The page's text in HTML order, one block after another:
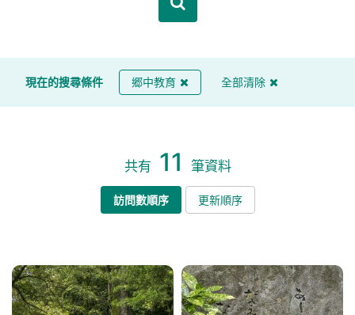
現在的搜尋條件 郷中教育 全部清除
共有 11 筆資料
訪問數順序 更新順序